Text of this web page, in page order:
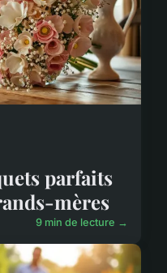
parfaits
mères
9 min de lecture →